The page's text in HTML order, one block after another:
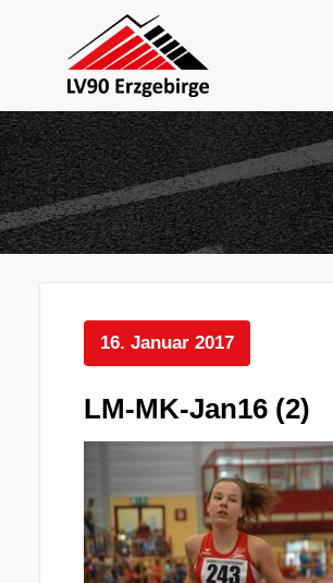
springen
16. Januar 2017
LM-MK-Jan16 (2)